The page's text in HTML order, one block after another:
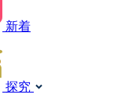
新着
探究